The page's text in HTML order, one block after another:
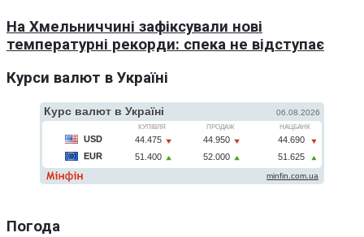
На Хмельниччині зафіксували нові
температурні рекорди: спека не відступає
Курси валют в Україні
Погода